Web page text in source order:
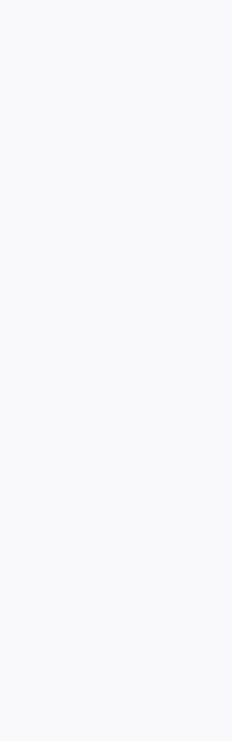
手続き**
入金***
問いません。
人確認の完了が必要とな
方は発行手続きの前に必ず
い。また、発行手続きにあ
数料がかかります。本キャ
した方にお支払いいただい
分をボーナスを付与するこ
す。予めご了承ください。
ャンペーン期間中の合計
の入金でも本キャンペーン
方法について詳しくは以
るキャッシュレス
法～実店舗で使う～
とそのタイミン